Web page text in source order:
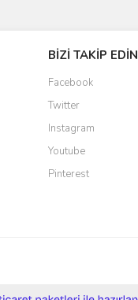
BİZİ TAKİP EDİN
Facebook
Twitter
Instagram
Youtube
Pinterest